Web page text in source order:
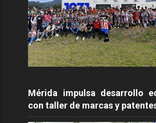
Mérida impulsa desarrollo
con taller de marcas y